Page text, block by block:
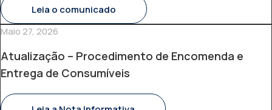
Leia o comunicado
Maio 27, 2026
Atualização – Procedimento de Encomenda e
Entrega de Consumíveis